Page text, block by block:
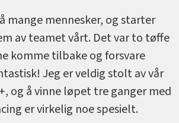
mange mennesker, og starter
av teamet vårt. Det var to tøffe
komme tilbake og forsvare
Jeg er veldig stolt av vår
og å vinne løpet tre ganger med
er virkelig noe spesielt.